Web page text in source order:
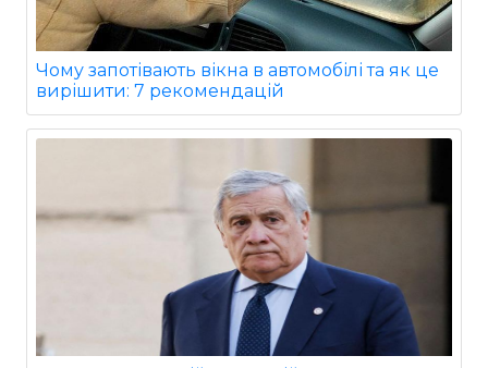
Чому запотівають вікна в автомобілі та як це
вирішити: 7 рекомендацій